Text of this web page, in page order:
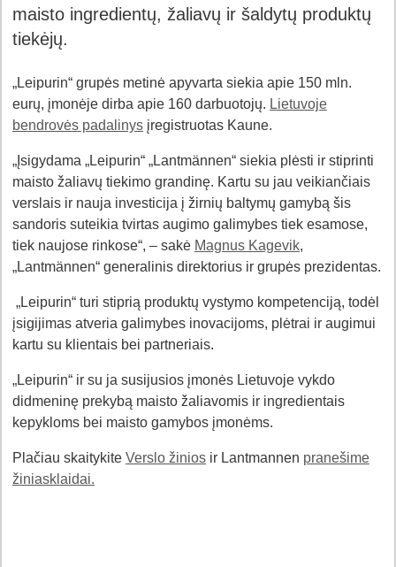
maisto ingredientų, žaliavų ir šaldytų produktų
tiekėjų.
„Leipurin“ grupės metinė apyvarta siekia apie 150 mln.
eurų, įmonėje dirba apie 160 darbuotojų. Lietuvoje
bendrovės padalinys įregistruotas Kaune.
„Įsigydama „Leipurin“ „Lantmännen“ siekia plėsti ir stiprinti
maisto žaliavų tiekimo grandinę. Kartu su jau veikiančiais
verslais ir nauja investicija į žirnių baltymų gamybą šis
sandoris suteikia tvirtas augimo galimybes tiek esamose,
tiek naujose rinkose“, – sakė Magnus Kagevik,
„Lantmännen“ generalinis direktorius ir grupės prezidentas.
„Leipurin“ turi stiprią produktų vystymo kompetenciją, todėl
įsigijimas atveria galimybes inovacijoms, plėtrai ir augimui
kartu su klientais bei partneriais.
„Leipurin“ ir su ja susijusios įmonės Lietuvoje vykdo
didmeninę prekybą maisto žaliavomis ir ingredientais
kepykloms bei maisto gamybos įmonėms.
Plačiau skaitykite Verslo žinios ir Lantmannen pranešime
žiniasklaidai.